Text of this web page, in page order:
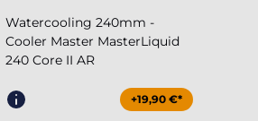
Watercooling 240mm -
Cooler Master MasterLiquid
240 Core II AR
+19,90 €*